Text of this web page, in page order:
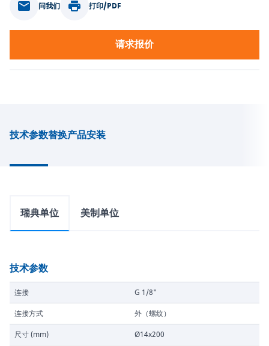
问我们 打印/PDF
请求报价
技术参数替换产品安装
瑞典单位 美制单位
技术参数
连接
G 1/8"
连接方式
外（螺纹）
尺寸 (mm)
Ø14x200